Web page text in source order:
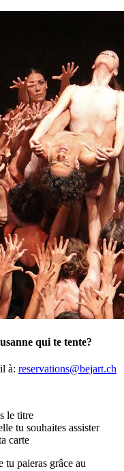
qui te tente?
à: reservations@bejart.ch
le titre
tu souhaites assister
carte
tu paieras grâce au